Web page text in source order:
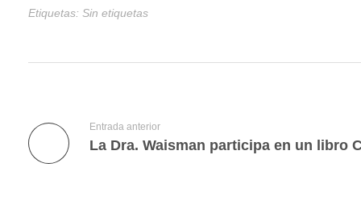
Etiquetas: Sin etiquetas
Entrada anterior
La Dra. Waisman participa en un libro